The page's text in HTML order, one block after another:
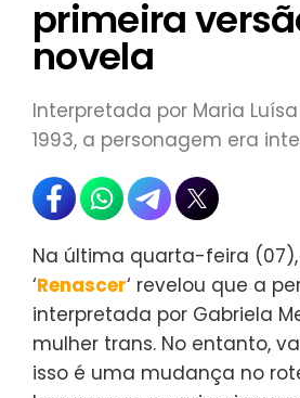
primeira
novela
Interpretada por Maria
1993, a personagem era
Na última quarta-feira
‘Renascer‘ revelou que a
interpretada por Gabriela
mulher trans. No entanto,
isso é uma mudança no